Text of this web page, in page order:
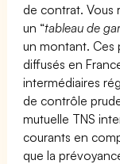
de contrat. Vous
un “tableau de
un montant. Ces
diffusés en
intermédiaires
de contrôle
mutuelle TNS
courants en
que la